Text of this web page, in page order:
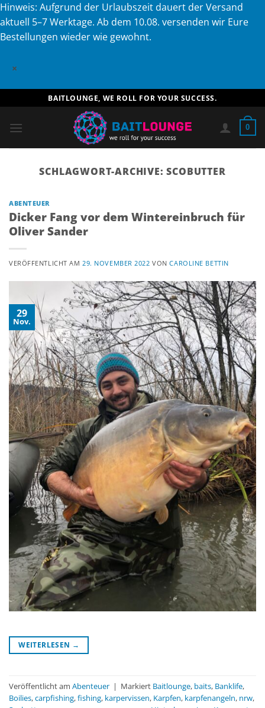
Hinweis: Aufgrund der Urlaubszeit dauert der Versand
aktuell 5–7 Werktage. Ab dem 10.08. versenden wir Eure
Bestellungen wieder wie gewohnt.
×
Inhalt
springen
BAITLOUNGE, WE ROLL FOR YOUR SUCCESS.
0
SCHLAGWORT-ARCHIVE:SCOBUTTER
ABENTEUER
Dicker Fang vor dem Wintereinbruch für
Oliver Sander
VERÖFFENTLICHT AM 29. NOVEMBER 2022 VONCAROLINE BETTIN
29
Nov.
WEITERLESEN →
Veröffentlicht am Abenteuer | Markiert Baitlounge, baits, Banklife,
Boilies,carpfishing,fishing, karpervissen, Karpfen, karpfenangeln, nrw,